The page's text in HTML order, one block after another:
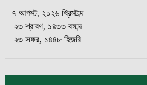
৭ আগস্ট, ২০২৬ খ্রিস্টাব্দ
২৩ শ্রাবণ, ১৪৩৩ বঙ্গাব্দ
২৩ সফর, ১৪৪৮ হিজরি